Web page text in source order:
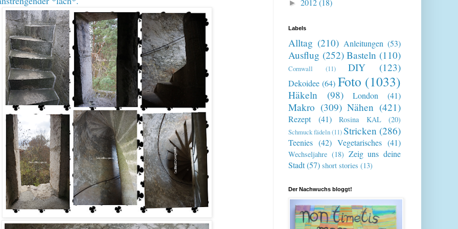
► 2012(18)
Labels
Alltag (210) Anleitungen (53)
Ausflug (252) Basteln (110)
Cornwall (11) DIY (123)
Dekoidee (64) Foto (1033)
Häkeln (98) London (41)
Makro (309) Nähen (421)
Rezept (41) Rosina KAL (20)
Schmuck fädeln(11)Stricken (286)
Teenies (42) Vegetarisches (41)
Wechseljahre (18) Zeig uns deine
Stadt(57) short stories (13)
Der Nachwuchs bloggt!